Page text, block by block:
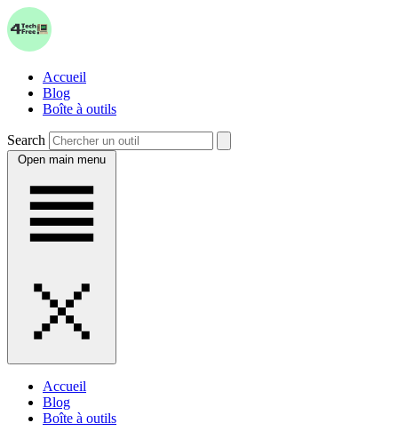
Accueil
Blog
Boîte à outils
Search
Open main menu
Accueil
Blog
Boîte à outils